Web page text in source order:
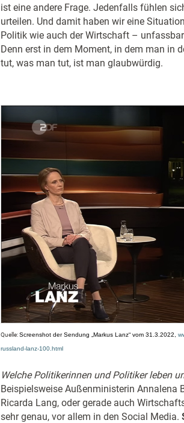
ist eine andere Frage. Jedenfalls fühlen
urteilen. Und damit haben wir eine
Politik wie auch der Wirtschaft –
Denn erst in dem Moment, in dem man in
tut, was man tut, ist man glaubwürdig.
Quelle:Screenshot der Sendung „Markus Lanz“ vom 31.3.2022,
russland-lanz-100.html
Welche Politikerinnen und Politiker leben
Beispielsweise Außenministerin Annalena
Ricarda Lang, oder gerade auch
sehr genau, vor allem in den Social Media.